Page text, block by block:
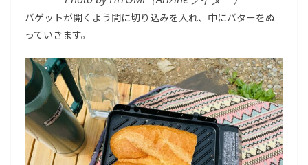
バゲットが開くよう間に切り込みを入れ、中にバターをぬ
っていきます。